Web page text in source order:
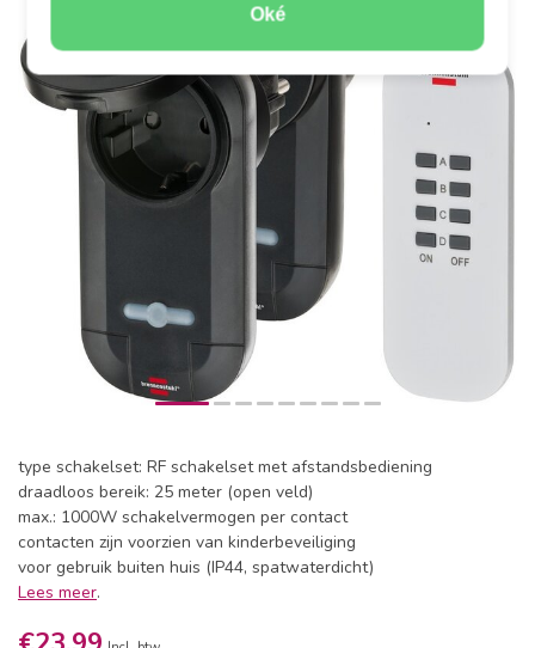
Oké
type schakelset: RF schakelset met afstandsbediening
draadloos bereik: 25 meter (open veld)
max.: 1000W schakelvermogen per contact
contacten zijn voorzien van kinderbeveiliging
voor gebruik buiten huis (IP44, spatwaterdicht)
Lees meer.